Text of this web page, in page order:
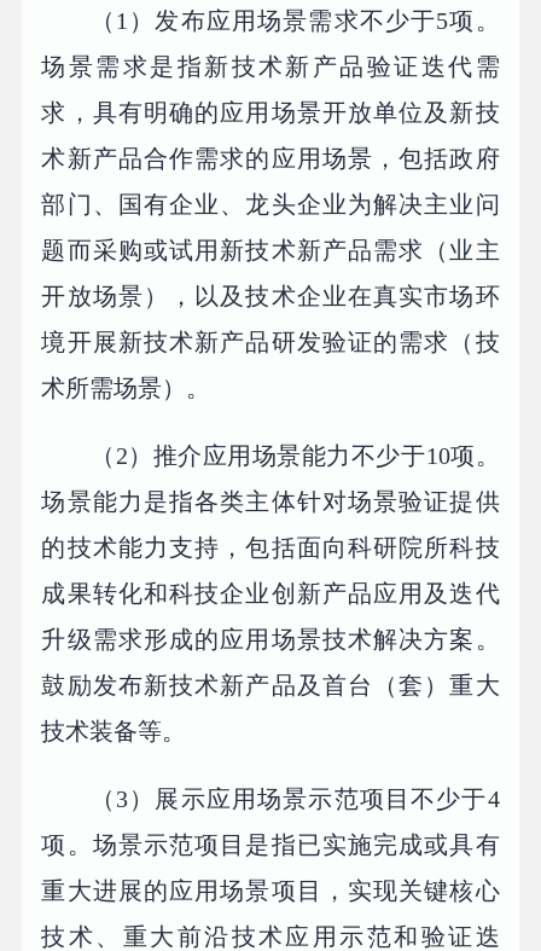
（1）发布应用场景需求不少于5项。
场景需求是指新技术新产品验证迭代需
求，具有明确的应用场景开放单位及新技
术新产品合作需求的应用场景，包括政府
部门、国有企业、龙头企业为解决主业问
题而采购或试用新技术新产品需求（业主
开放场景），以及技术企业在真实市场环
境开展新技术新产品研发验证的需求（技
术所需场景）。
（2）推介应用场景能力不少于10项。
场景能力是指各类主体针对场景验证提供
的技术能力支持，包括面向科研院所科技
成果转化和科技企业创新产品应用及迭代
升级需求形成的应用场景技术解决方案。
鼓励发布新技术新产品及首台（套）重大
技术装备等。
（3）展示应用场景示范项目不少于4
项。场景示范项目是指已实施完成或具有
重大进展的应用场景项目，实现关键核心
技术、重大前沿技术应用示范和验证迭